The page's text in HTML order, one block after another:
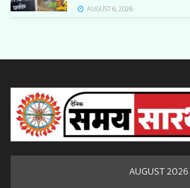
AUGUST 6, 2026
AUGUST 2026